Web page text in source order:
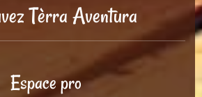
Tèrra Aventura
Espace pro